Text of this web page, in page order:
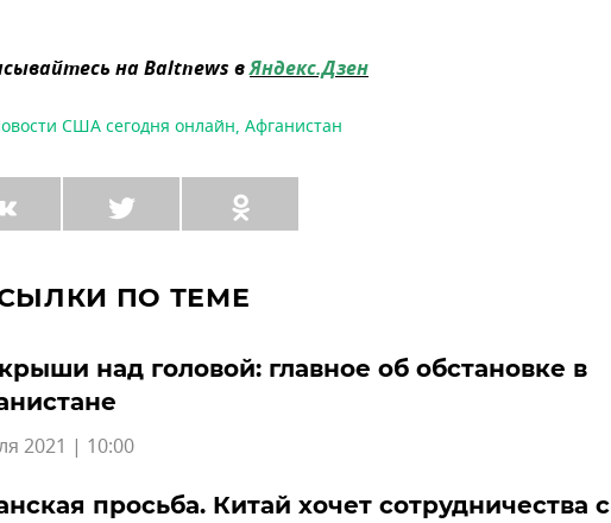
на Baltnews вЯндекс.Дзен
США сегодня онлайн, Афганистан
ПО ТЕМЕ
над головой: главное об обстановке в
2021 | 10:00
просьба. Китай хочет сотрудничества с